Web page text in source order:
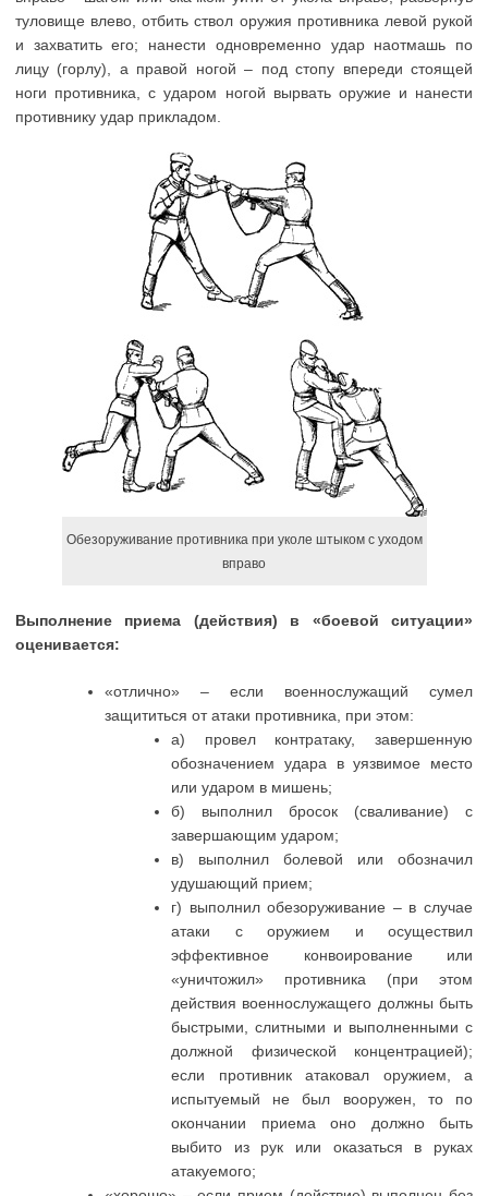
туловище влево, отбить ствол оружия противника левой рукой
и захватить его; нанести одновременно удар наотмашь по
лицу (горлу), а правой ногой – под стопу впереди стоящей
ноги противника, с ударом ногой вырвать оружие и нанести
противнику удар прикладом.
Обезоруживание противника при уколе штыком с уходом
вправо
Выполнение приема (действия) в «боевой ситуации»
оценивается:
«отлично» – если военнослужащий сумел
защититься от атаки противника, при этом:
а) провел контратаку, завершенную
обозначением удара в уязвимое место
или ударом в мишень;
б) выполнил бросок (сваливание) с
завершающим ударом;
в) выполнил болевой или обозначил
удушающий прием;
г) выполнил обезоруживание – в случае
атаки с оружием и осуществил
эффективное конвоирование или
«уничтожил» противника (при этом
действия военнослужащего должны быть
быстрыми, слитными и выполненными с
должной физической концентрацией);
если противник атаковал оружием, а
испытуемый не был вооружен, то по
окончании приема оно должно быть
выбито из рук или оказаться в руках
атакуемого;